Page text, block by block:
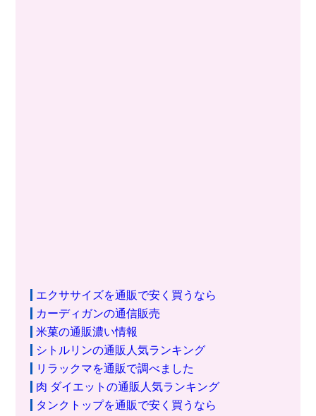
エクササイズを通販で安く買うなら
カーディガンの通信販売
米菓の通販濃い情報
シトルリンの通販人気ランキング
リラックマを通販で調べました
肉 ダイエットの通販人気ランキング
タンクトップを通販で安く買うなら